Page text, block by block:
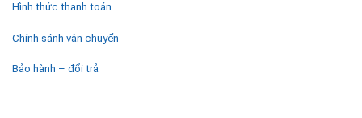
Hình thức thanh toán
Chính sánh vận chuyển
Bảo hành – đổi trả